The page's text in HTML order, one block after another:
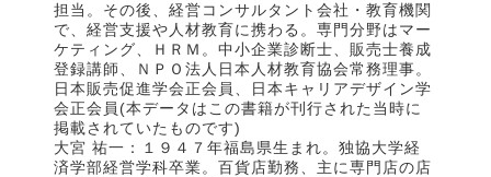
担当。その後、経営コンサルタント会社・教育機関
で、経営支援や人材教育に携わる。専門分野はマー
ケティング、ＨＲＭ。中小企業診断士、販売士養成
登録講師、ＮＰＯ法人日本人材教育協会常務理事。
日本販売促進学会正会員、日本キャリアデザイン学
会正会員(本データはこの書籍が刊行された当時に
掲載されていたものです)
大宮 祐一：１９４７年福島県生まれ。独協大学経
済学部経営学科卒業。百貨店勤務、主に専門店の店